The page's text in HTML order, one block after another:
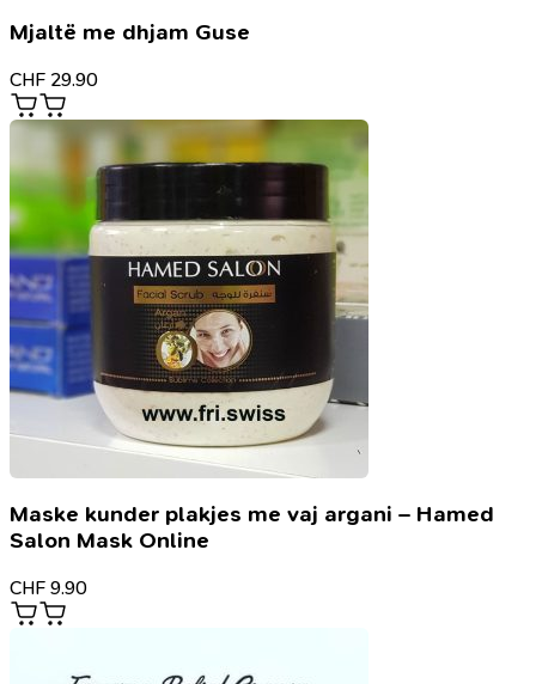
Mjaltë me dhjam Guse
CHF 29.90
Maske kunder plakjes me vaj argani – Hamed
Salon Mask Online
CHF 9.90